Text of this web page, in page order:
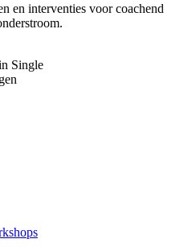
en interventies voor coachend